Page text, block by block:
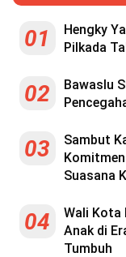
lensasulsel.com
01
Hengky
Pilkada
02
Bawaslu
03
Sambut
Suasana
04
Wali Kota
Anak di
Tumbuh